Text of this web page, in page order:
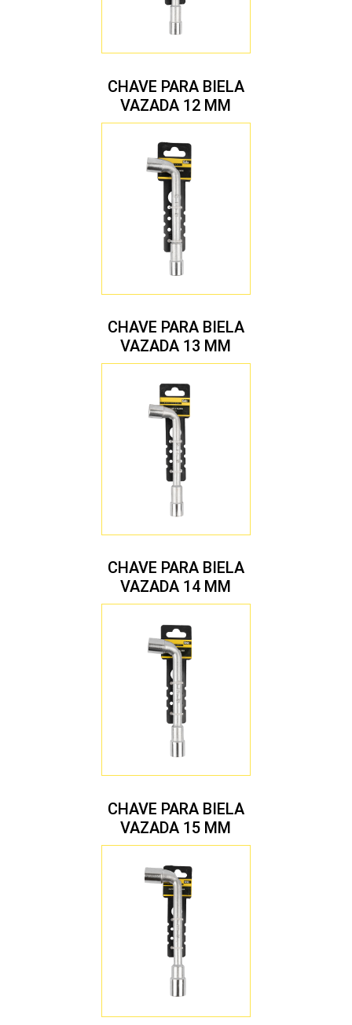
CHAVE PARA BIELA
VAZADA 12 MM
CHAVE PARA BIELA
VAZADA 13 MM
CHAVE PARA BIELA
VAZADA 14 MM
CHAVE PARA BIELA
VAZADA 15 MM